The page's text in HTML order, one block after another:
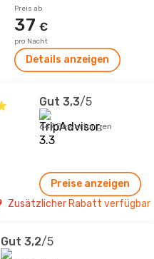
Preis ab
37 €
pro Nacht
Details anzeigen
Gut 3,3/5
647 Bewertungen
Preise anzeigen
Zusätzlicher Rabatt verfügbar
Gut 3,2/5